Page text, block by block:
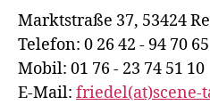
Marktstraße 37, 53424
Telefon: 0 26 42 - 94 70 65
Mobil: 01 76 - 23 74 51 10
E-Mail: friedel(at)scene-